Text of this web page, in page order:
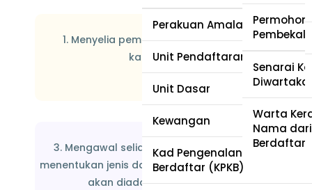
Soalan Lazim
Perakuan Amalan (PA)
Unit Pendaftaran dan
Unit Dasar
Kewangan
Kad Pengenalan Kaunselor
Berdaftar (KPKB)
Pembekal
Pewartaan
Senarai
Warta
Nama
Berdaftar
Tabung
1. Menyelia pemberian perkhidmatan
kaunseling
3. Mengawal selia latihan kaunselor dan
menentukan jenis dan tahap kaunseling yang
akan diadakan di Malaysia